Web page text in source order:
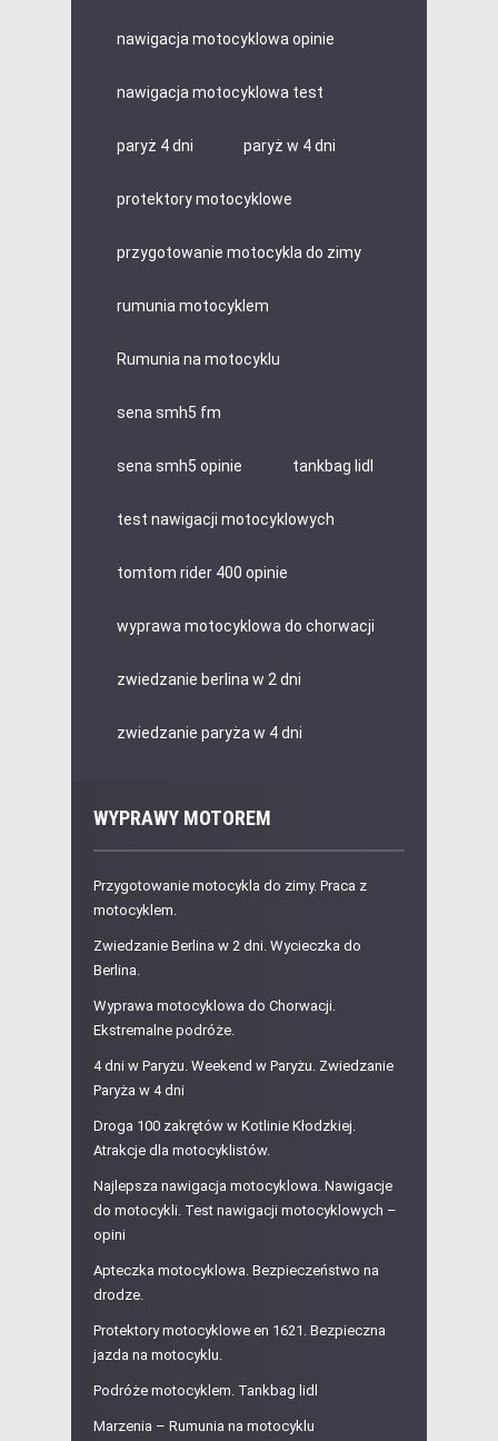
nawigacja motocyklowa opinie
nawigacja motocyklowa test
paryż 4 dni paryż w 4 dni
protektory motocyklowe
przygotowanie motocykla do zimy
rumunia motocyklem
Rumunia na motocyklu
sena smh5 fm
sena smh5 opinie tankbag lidl
test nawigacji motocyklowych
tomtom rider 400 opinie
wyprawa motocyklowa do chorwacji
zwiedzanie berlina w 2 dni
zwiedzanie paryża w 4 dni
WYPRAWY MOTOREM
Przygotowanie motocykla do zimy. Praca z
motocyklem.
Zwiedzanie Berlina w 2 dni. Wycieczka do
Berlina.
Wyprawa motocyklowa do Chorwacji.
Ekstremalne podróże.
4 dni w Paryżu. Weekend w Paryżu. Zwiedzanie
Paryża w 4 dni
Droga 100 zakrętów w Kotlinie Kłodzkiej.
Atrakcje dla motocyklistów.
Najlepsza nawigacja motocyklowa. Nawigacje
do motocykli. Test nawigacji motocyklowych –
opini
Apteczka motocyklowa. Bezpieczeństwo na
drodze.
Protektory motocyklowe en 1621. Bezpieczna
jazda na motocyklu.
Podróże motocyklem. Tankbag lidl
Marzenia – Rumunia na motocyklu